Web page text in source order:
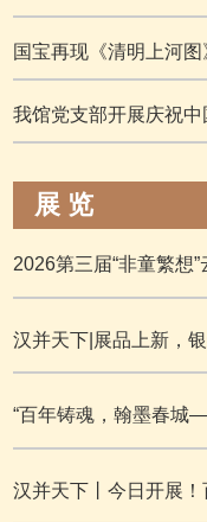
国宝再现《清明上河图
我馆党支部开展庆祝中
展 览
2026第三届“非童繁想”
汉并天下|展品上新，
“百年铸魂，翰墨春城
汉并天下丨今日开展！